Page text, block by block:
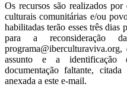
Os recursos são realizados
culturais comunitárias e/ou
habilitadas terão esses três
para a reconsideração
programa@iberculturaviva.org,
assunto e a identificação
documentação faltante,
anexada a este e-mail.